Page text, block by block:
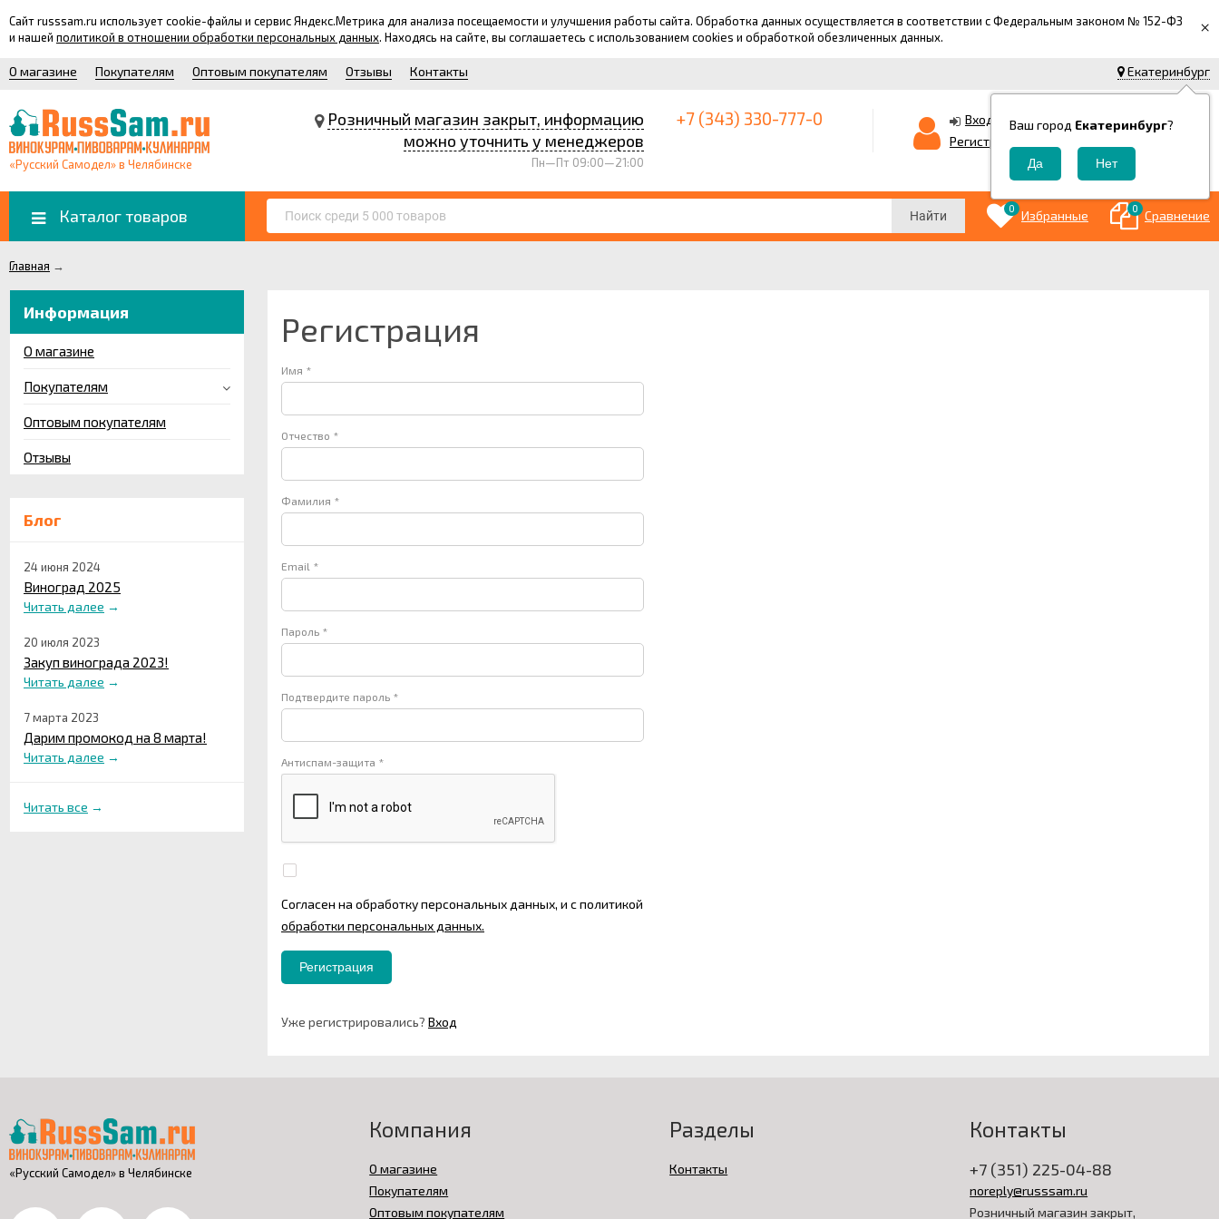
Сайт russsam.ru использует cookie-файлы и сервис Яндекс.Метрика для анализа посещаемости и улучшения работы сайта. Обработка данных осуществляется в соответствии с Федеральным законом № 152-ФЗ
и нашей политикой в отношении обработки персональных данных. Находясь на сайте, вы соглашаетесь с использованием cookies и обработкой обезличенных данных. ×
Екатеринбург
Ваш город Екатеринбург?
О магазине Покупателям Оптовым покупателям Отзывы Контакты
«Русский Самодел» в Челябинске
Розничный магазин закрыт, информацию
можно уточнить у менеджеров
Пн—Пт 09:00—21:00
+7 (343) 330-777-0
Вход
Регистрация
Корзина
Каталог товаров Найти
0 Избранные 0 Сравнение
Главная →
Информация
О магазине
Покупателям
Оптовым покупателям
Отзывы
Блог
24 июня 2024
Виноград 2025
Читать далее →
20 июля 2023
Закуп винограда 2023!
Читать далее →
7 марта 2023
Дарим промокод на 8 марта!
Читать далее →
Читать все →
Регистрация
Имя *
Отчество *
Фамилия *
Email *
Пароль *
Подтвердите пароль *
Антиспам-защита *
Согласен на обработку персональных данных, и с политикой
обработки персональных данных.
Уже регистрировались? Вход
«Русский Самодел» в Челябинске
Компания
О магазине
Покупателям
Оптовым покупателям
Разделы
Контакты
Контакты
+7 (351) 225-04-88
noreply@russsam.ru
Розничный магазин закрыт,